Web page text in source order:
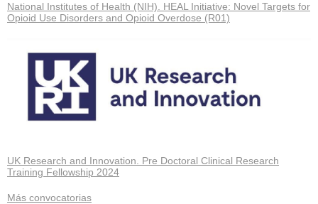
National Institutes of Health (NIH). HEAL Initiative: Novel Targets for
Opioid Use Disorders and Opioid Overdose (R01)
UK Research and Innovation. Pre Doctoral Clinical Research
Training Fellowship 2024
Más convocatorias